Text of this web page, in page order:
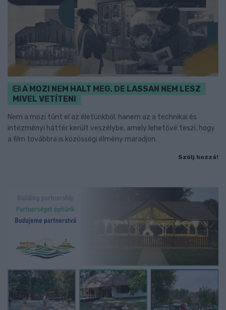
A MOZI NEM HALT MEG, DE LASSAN NEM LESZ
MIVEL VETÍTENI
Nem a mozi tűnt el az életünkből, hanem az a technikai és
intézményi háttér került veszélybe, amely lehetővé teszi, hogy
a film továbbra is közösségi élmény maradjon.
Szólj hozzá!